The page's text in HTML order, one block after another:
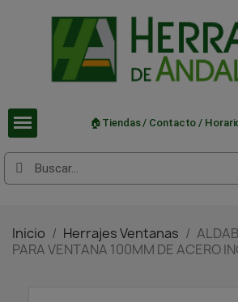
🏠Tiendas / Contacto /
Inicio Herrajes Ventanas
PARA VENTANA 100MM DE ACERO